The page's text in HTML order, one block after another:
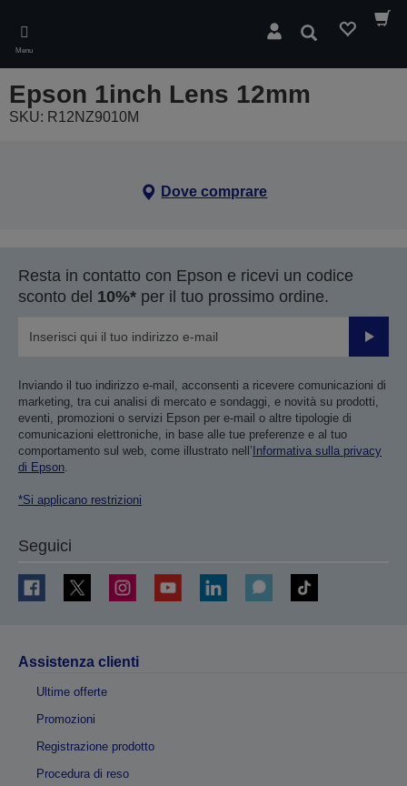
main
content
Menu
Cerca
Epson 1inch Lens 12mm
SKU: R12NZ9010M
Dove comprare
Resta in contatto con Epson e ricevi un codice
sconto del 10%* per il tuo prossimo ordine.
Invia
Inviando il tuo indirizzo e-mail, acconsenti a ricevere comunicazioni di
marketing, tra cui analisi di mercato e sondaggi, e novità su prodotti,
eventi, promozioni o servizi Epson per e-mail o altre tipologie di
comunicazioni elettroniche, in base alle tue preferenze e al tuo
comportamento sul web, come illustrato nell’ Informativa sulla privacy
di Epson.
*Si applicano restrizioni
Seguici
Assistenza clienti
Ultime offerte
Promozioni
Registrazione prodotto
Procedura di reso